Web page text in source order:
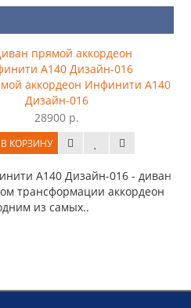
аккордеон Инфинити А140
Дизайн-016
28900 р.
В КОРЗИНУ
А140 Дизайн-016 - диван
трансформации аккордеон
из самых..